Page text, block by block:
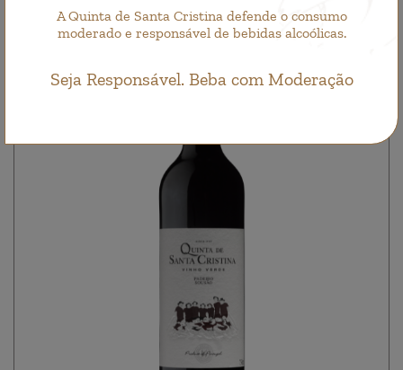
A Quinta de Santa Cristina defende o consumo
moderado e responsável de bebidas alcoólicas.
Seja Responsável. Beba com Moderação